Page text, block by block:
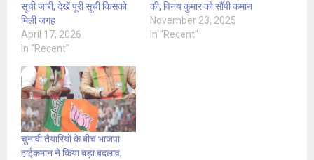
सूची जारी, देखें पूरी सूची किसको
मिली जगह
April 17, 2026
In "Recent"
की, विनय कुमार को सौंपी कमान
November 23, 2025
In "Recent"
चुनावी तैयारियों के बीच भाजपा
हाईकमान ने किया बड़ा बदलाव,